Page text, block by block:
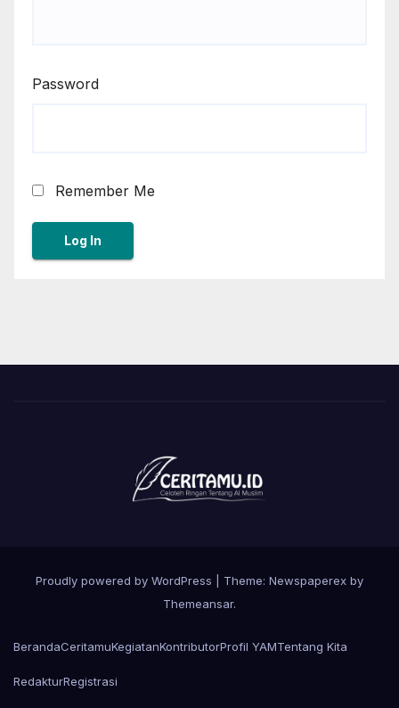
Password
Remember Me
Proudly powered by WordPress
Theme: Newspaperex by
Themeansar.
BerandaCeritamuKegiatanKontributorProfil YAMTentang Kita
RedakturRegistrasi